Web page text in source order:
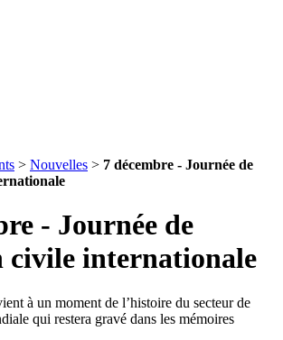
> Nouvelles > 7 décembre - Journée de
- Journée de
civile internationale
à un moment de l’histoire du secteur de
qui restera gravé dans les mémoires